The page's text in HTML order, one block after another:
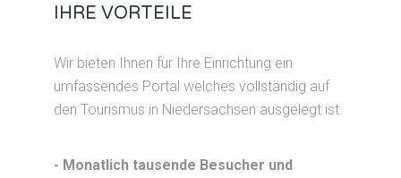
IHRE VORTEILE
Wir bieten Ihnen für Ihre Einrichtung ein
umfassendes Portal welches vollständig auf
den Tourismus in Niedersachsen ausgelegt ist.
- Monatlich tausende Besucher und